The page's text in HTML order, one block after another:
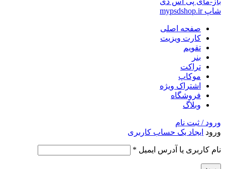
صفحه اصلی
کارت ویزیت
تقویم
بنر
تراکت
موکاپ
اشتراک ویژه
فروشگاه
وبلاگ
ورود / ثبت نام
ورود ایجاد یک حساب کاربری
نام کاربری یا آدرس ایمیل *